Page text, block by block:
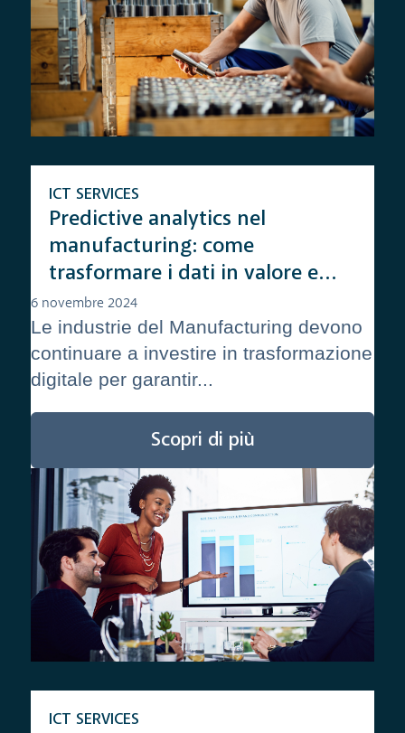
Predictive analytics nel
manufacturing: come
trasformare i dati in valore e
ridurre i costi
ICT SERVICES
6 novembre 2024
Le industrie del Manufacturing devono
continuare a investire in trasformazione
digitale per garantir...
Scopri di più
ICT SERVICES